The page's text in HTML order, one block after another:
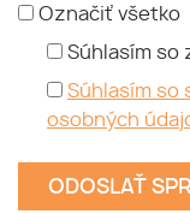
Označiť všetko
Súhlasím so
Súhlasím so
osobných